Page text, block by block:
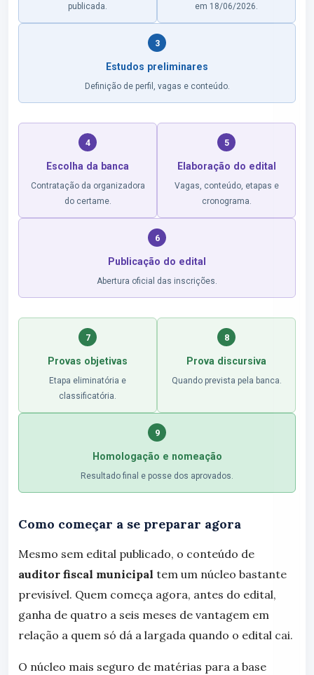
publicada.
em 18/06/2026.
3
Estudos preliminares
Definição de perfil, vagas e conteúdo.
4
Escolha da banca
Contratação da organizadora
do certame.
5
Elaboração do edital
Vagas, conteúdo, etapas e
cronograma.
6
Publicação do edital
Abertura oficial das inscrições.
7
Provas objetivas
Etapa eliminatória e
classificatória.
8
Prova discursiva
Quando prevista pela banca.
9
Homologação e nomeação
Resultado final e posse dos aprovados.
Como começar a se preparar agora
Mesmo sem edital publicado, o conteúdo de
auditor fiscal municipal tem um núcleo bastante
previsível. Quem começa agora, antes do edital,
ganha de quatro a seis meses de vantagem em
relação a quem só dá a largada quando o edital cai.
O núcleo mais seguro de matérias para a base